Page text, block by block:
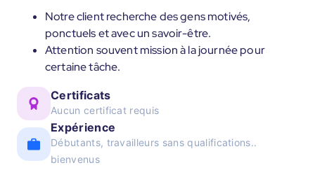
Notre client recherche des gens motivés,
ponctuels et avec un savoir-être.
Attention souvent mission à la journée pour
certaine tâche.
Certificats
Aucun certificat requis
Expérience
Débutants, travailleurs sans qualifications..
bienvenus